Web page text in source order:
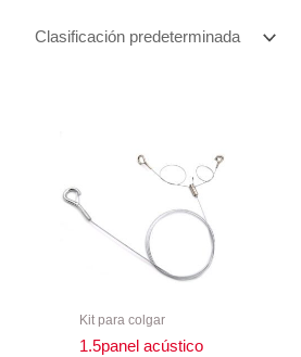
Kit para colgar
1.5panel acústico